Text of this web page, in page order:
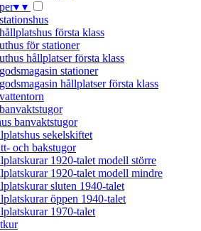
▾ ▾
första klass
för stationer
hållplatser första klass
stationer
hållplatser första klass
banvaktstugor
sekelskiftet
och bakstugor
1920-talet modell större
1920-talet modell mindre
sluten 1940-talet
öppen 1940-talet
1970-talet